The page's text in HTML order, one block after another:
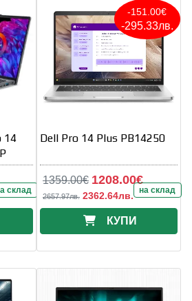
14
склад
-151.00€
-295.33лв.
Dell Pro 14 Plus PB14250
1359.00€ 1208.00€
2657.97лв. 2362.64лв. на склад
КУПИ